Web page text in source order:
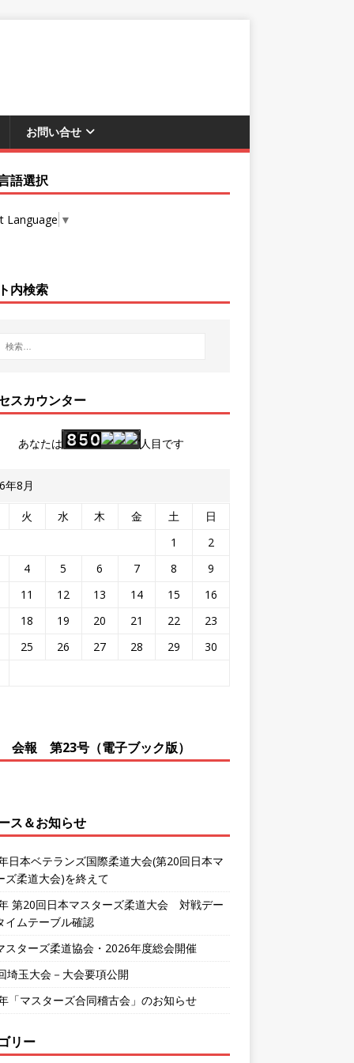
お問い合せ
語選択
Language ▼
内検索
スカウンター
あなたは 人目です
年8月
火 水 木 金 土
日
1
2
4
5 6 7 8
9
11
12 13 14 15
16
18
19 20 21 22
23
25
26 27 28 29 30
会報 第23号（電子ブック版）
ス＆お知らせ
日本ベテランズ国際柔道大会(第20回日本マ
ズ柔道大会)を終えて
第20回日本マスターズ柔道大会 対戦デー
イムテーブル確認
スターズ柔道協会・2026年度総会開催
埼玉大会－大会要項公開
「マスターズ合同稽古会」のお知らせ
リー